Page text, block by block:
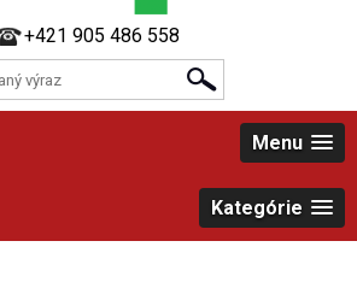
+421 905 486 558
Menu
Kategórie